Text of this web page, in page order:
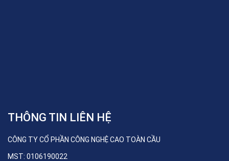
THÔNG TIN LIÊN HỆ
CÔNG TY CỔ PHẦN CÔNG NGHỆ CAO TOÀN CẦU
MST: 0106190022